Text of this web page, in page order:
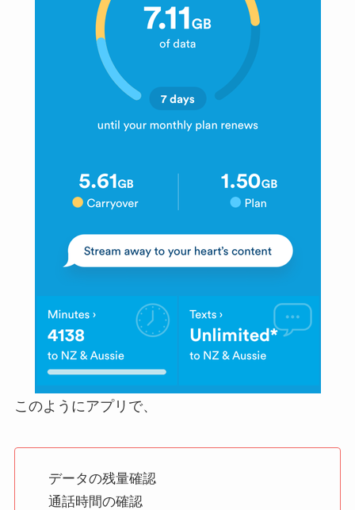
このようにアプリで、
データの残量確認
通話時間の確認